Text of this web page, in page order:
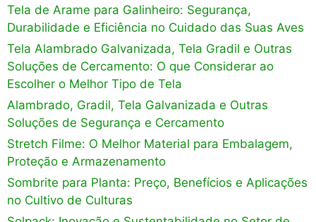
Tela de Arame para Galinheiro: Segurança,
Durabilidade e Eficiência no Cuidado das Suas Aves
Tela Alambrado Galvanizada, Tela Gradil e Outras
Soluções de Cercamento: O que Considerar ao
Escolher o Melhor Tipo de Tela
Alambrado, Gradil, Tela Galvanizada e Outras
Soluções de Segurança e Cercamento
Stretch Filme: O Melhor Material para Embalagem,
Proteção e Armazenamento
Sombrite para Planta: Preço, Benefícios e Aplicações
no Cultivo de Culturas